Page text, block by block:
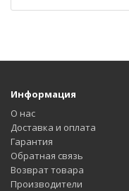
Информация
О нас
Доставка и оплата
Гарантия
Обратная связь
Возврат товара
Производители